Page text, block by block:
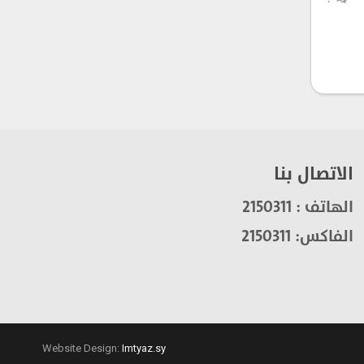
الاتصال بنا
الهاتف : 2150311
الفاكس: 2150311
Website Design: Imtyaz.sy